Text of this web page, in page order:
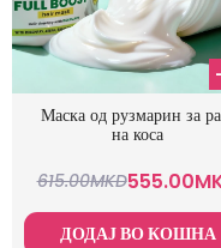
Маска од рузмарин за
на коса
615.00MKD555.00
ДОДАЈ ВО КОШНА